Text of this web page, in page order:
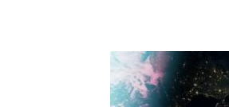
Приколи
Рецепти